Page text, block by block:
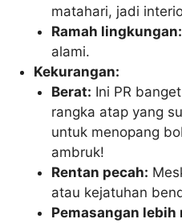
matahari, jadi
Ramah lingkungan:
alami.
Kekurangan:
Berat: Ini PR
rangka atap yang
untuk menopang
ambruk!
Rentan pecah:
atau kejatuhan
Pemasangan lebih